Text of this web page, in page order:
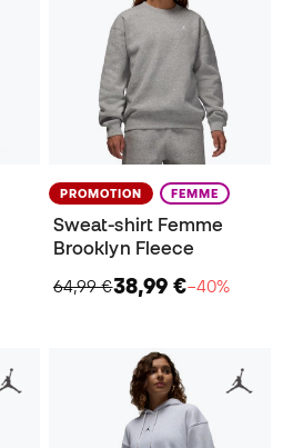
PROMOTION FEMME
Sweat-shirt Femme
Brooklyn Fleece
64,99 €38,99 €−40%